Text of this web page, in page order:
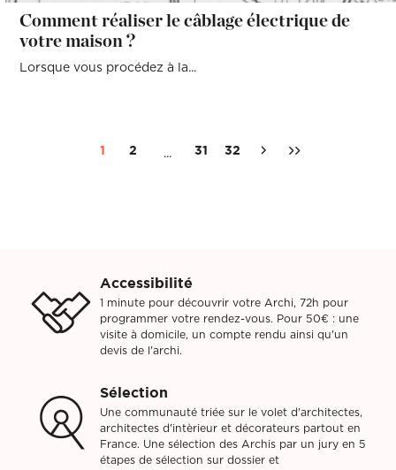
Comment réaliser le câblage électrique de
votre maison ?
Lorsque vous procédez à la...
1 2 ... 31 32
Accessibilité
1 minute pour découvrir votre Archi, 72h pour
programmer votre rendez-vous. Pour 50€ : une
visite à domicile, un compte rendu ainsi qu'un
devis de l'archi.
Sélection
Une communauté triée sur le volet d'architectes,
architectes d'intèrieur et décorateurs partout en
France. Une sélection des Archis par un jury en 5
étapes de sélection sur dossier et